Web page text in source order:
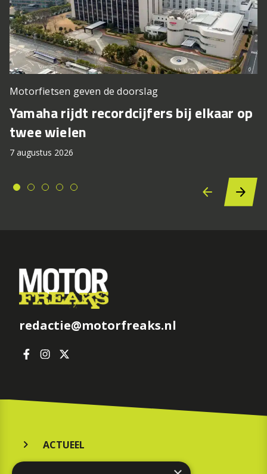
Motorfietsen geven de doorslag
Yamaha rijdt recordcijfers bij elkaar op
twee wielen
7 augustus 2026
redactie@motorfreaks.nl
ACTUEEL